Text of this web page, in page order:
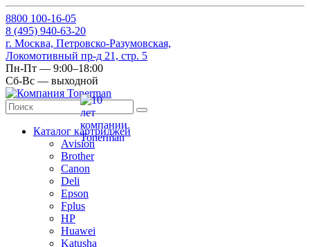
8800 100-16-05
8 (495) 940-63-20
г. Москва, Петровско-Разумовская,
Локомотивный пр-д 21, стр. 5
Пн-Пт — 9:00–18:00
Сб-Вс — выходной
Каталог картриджей
Avision
Brother
Canon
Deli
Epson
Fplus
HP
Huawei
Katusha